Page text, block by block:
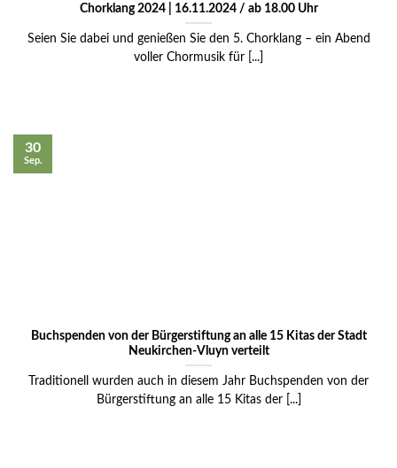
Chorklang 2024 | 16.11.2024 / ab 18.00 Uhr
Seien Sie dabei und genießen Sie den 5. Chorklang – ein Abend
voller Chormusik für [...]
Buchspenden von der Bürgerstiftung an alle 15 Kitas der Stadt
Neukirchen-Vluyn verteilt
Traditionell wurden auch in diesem Jahr Buchspenden von der
Bürgerstiftung an alle 15 Kitas der [...]
30
Sep.